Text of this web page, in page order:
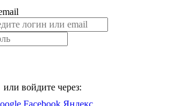
или войдите через:
Facebook Яндекс